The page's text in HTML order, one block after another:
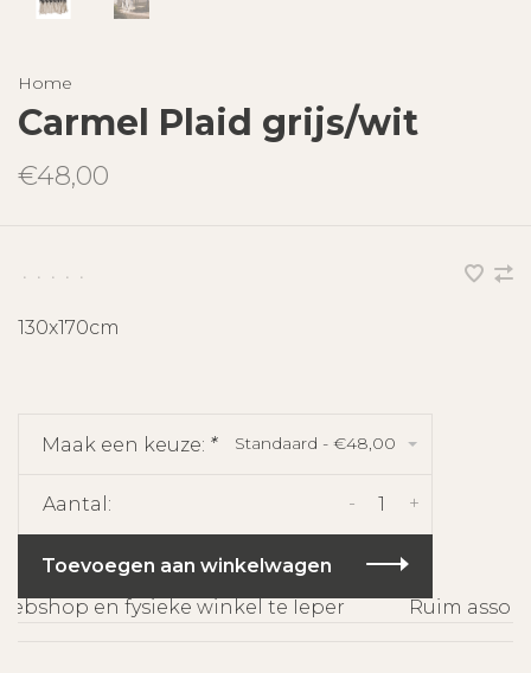
Home
Carmel Plaid grijs/wit
€48,00
• • • • •
130x170cm
Maak een keuze: * Standaard - €48,00
Aantal: +
-
Toevoegen aan winkelwagen
en fysieke winkel te Ieper
Ruim